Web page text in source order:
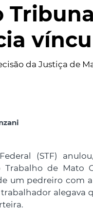
da Justiça de
(STF)
de Mato
um pedreiro com
trabalhador alegava